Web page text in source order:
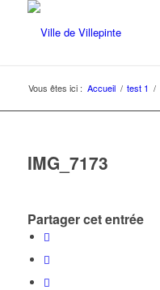
Vous êtes ici : Accueil / test 1 /
IMG_7173
Partager cet entrée